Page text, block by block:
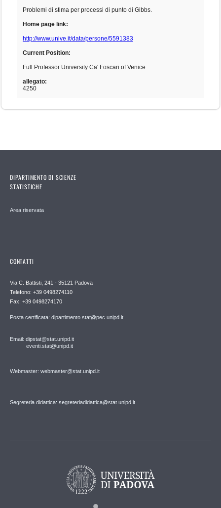
Problemi di stima per processi di punto di Gibbs.
Home page link:
http://www.unive.it/data/persone/5591383
Current Position:
Full Professor University Ca' Foscari of Venice
allegato:
4250
DIPARTIMENTO DI SCIENZE
STATISTICHE
Area riservata
CONTATTI
Via C. Battisti, 241 - 35121 Padova
Telefono: +39 0498274110
Fax: +39 0498274170
Posta certificata: dipartimento.stat@pec.unipd.it
Email: dipstat@stat.unipd.it
eventi.stat@unipd.it
Webmaster: webmaster@stat.unipd.it
Segreteria didattica: segreteriadidattica@stat.unipd.it